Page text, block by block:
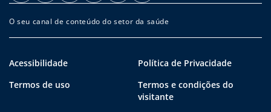
O seu canal de conteúdo do setor da saúde
Acessibilidade
Política de Privacidade
Termos de uso
Termos e condições do
visitante